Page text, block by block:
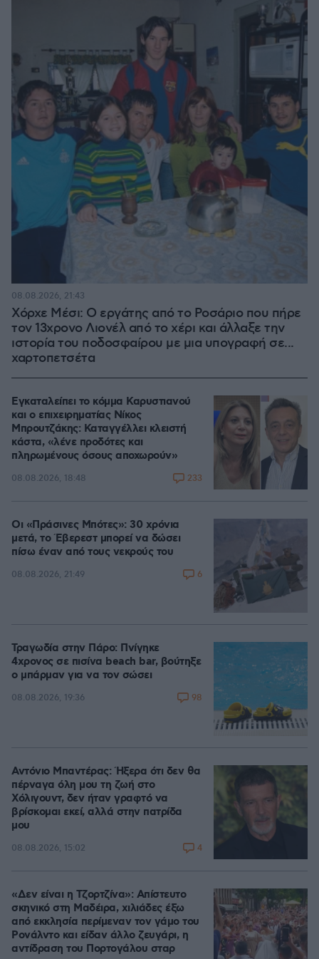
Χόρχε Μέσι: Ο εργάτης από το Ροσάριο που πήρε
τον 13χρονο Λιονέλ από το χέρι και άλλαξε την
ιστορία του ποδοσφαίρου με μια υπογραφή σε...
χαρτοπετσέτα
08.08.2026, 21:43
Εγκαταλείπει το κόμμα Καρυστιανού
και ο επιχειρηματίας Νίκος
Μπρουτζάκης: Καταγγέλλει κλειστή
κάστα, «λένε προδότες και
πληρωμένους όσους αποχωρούν»
08.08.2026, 18:48 233
Οι «Πράσινες Μπότες»: 30 χρόνια
μετά, το Έβερεστ μπορεί να δώσει
πίσω έναν από τους νεκρούς του
08.08.2026, 21:49 6
Τραγωδία στην Πάρο: Πνίγηκε
4χρονος σε πισίνα beach bar, βούτηξε
ο μπάρμαν για να τον σώσει
08.08.2026, 19:36 98
Αντόνιο Μπαντέρας: Ήξερα ότι δεν θα
πέρναγα όλη μου τη ζωή στο
Χόλιγουντ, δεν ήταν γραφτό να
βρίσκομαι εκεί, αλλά στην πατρίδα
μου
08.08.2026, 15:02 4
«Δεν είναι η Τζορτζίνα»: Απίστευτο
σκηνικό στη Μαδέιρα, χιλιάδες έξω
από εκκλησία περίμεναν τον γάμο του
Ρονάλντο και είδαν άλλο ζευγάρι, η
αντίδραση του Πορτογάλου σταρ